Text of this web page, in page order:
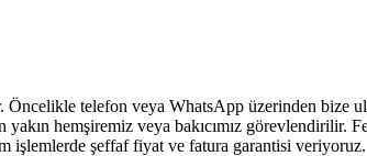
telefon veya WhatsApp üzerinden bize
yakın hemşiremiz veya bakıcımız görevlendirilir.
işlemlerde şeffaf fiyat ve fatura garantisi veriyoruz.